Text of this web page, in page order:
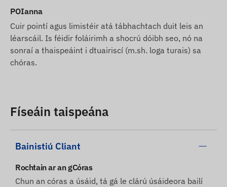
POIanna
Cuir pointí agus limistéir atá tábhachtach duit leis an
léarscáil. Is féidir foláirimh a shocrú dóibh seo, nó na
sonraí a thaispeáint i dtuairiscí (m.sh. loga turais) sa
chóras.
Físeáin taispeána
Bainistiú Cliant
Rochtain ar an gCóras
Chun an córas a úsáid, tá gá le clárú úsáideora bailí